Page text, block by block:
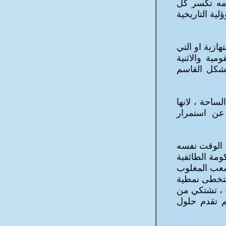
تكسر كل
التاريخية
او التي
والاثنية
القاسم
، لانها
استمرار
نفسه
الطائفية
المغلوب
نمطية
، تشتكي من
تقدم حلول